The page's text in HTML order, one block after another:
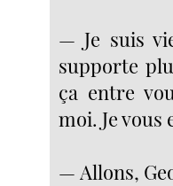
— Je suis
supporte
ça entre
moi. Je vous
— Allons,